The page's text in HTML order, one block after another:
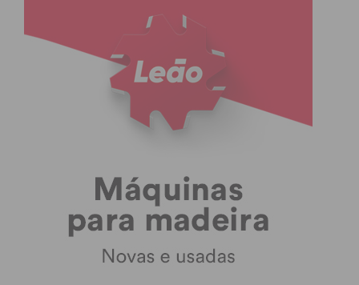
Eu li e concordo com os
condições